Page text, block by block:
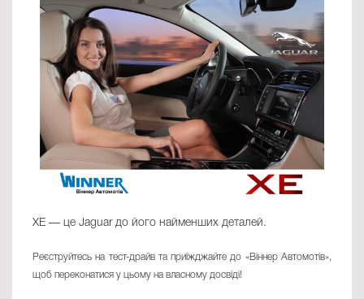
XE — це Jaguar до його найменших деталей.
Реєструйтесь на тест-драйв та приїжджайте до «Віннер Автомотів»,
щоб переконатися у цьому на власному досвіді!